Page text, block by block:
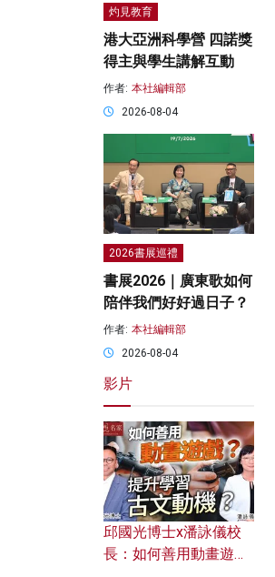
灼見教育
港大亞洲科學營 四諾獎
得主與學生講解互動
作者: 本社編輯部
2026-08-04
2026書展巡禮
書展2026｜廣東歌如何
陪伴我們好好過日子？
作者: 本社編輯部
2026-08-04
影片
邱國光博士x潘詠儀校
長：如何善用動畫遊戲